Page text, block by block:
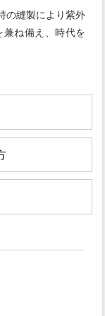
の縫製により紫外
ね備え、時代を